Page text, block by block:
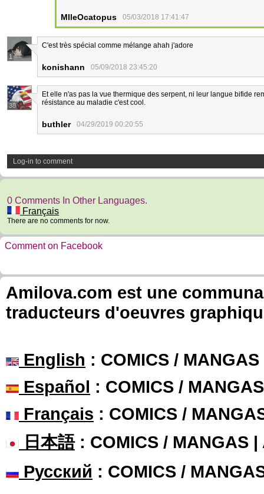
MlleOcatopus 05/03/2018 17:41:47
1
C'est très spécial comme mélange ahah j'adore
konishann 05/09/2018 23:45:20
38
Et elle n'as pas la vue thermique des serpent, ni leur langue bifide
résistance au maladie c'est cool.
buthler 04/29/2019 00:20:55
Log-in to comment
0 Comments In Other Languages.
Français
There are no comments for now.
Comment on Facebook
Amilova.com est une
traducteurs d'oeuvres
English : COMICS /
Español : COMICS /
Français : COMICS /
日本語: COMICS / MANGAS |
Русский : COMICS /